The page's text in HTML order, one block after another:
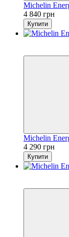
Michelin
4 840 грн
Купити
Michelin
4 290 грн
Купити